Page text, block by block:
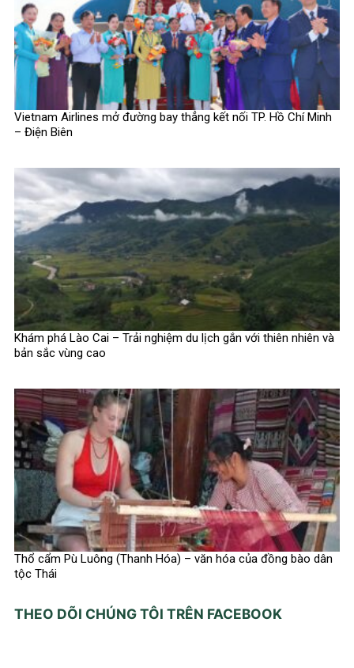
Vietnam Airlines mở đường bay thẳng kết nối TP. Hồ Chí Minh
– Điện Biên
Khám phá Lào Cai – Trải nghiệm du lịch gắn với thiên nhiên và
bản sắc vùng cao
Thổ cẩm Pù Luông (Thanh Hóa) – văn hóa của đồng bào dân
tộc Thái
THEO DÕI CHÚNG TÔI TRÊN FACEBOOK